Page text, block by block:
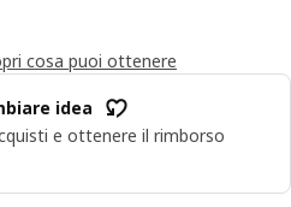
cosa puoi ottenere
idea
e ottenere il rimborso